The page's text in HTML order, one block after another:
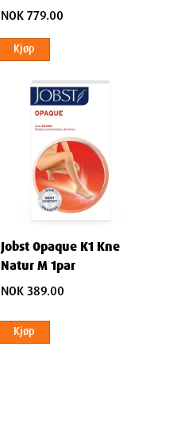
1 par
NOK 779.00
Kjøp
Jobst Opaque K1 Kne
Natur M 1par
NOK 389.00
Kjøp